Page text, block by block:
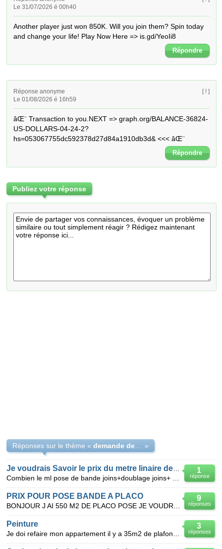
Le 31/07/2026 é 00h40
Another player just won 850K. Will you join them? Spin today
and change your life! Play Now Here => is.gd/YeoIi8
Répondre
Réponse anonyme
Le 01/08/2026 é 16h59
[ ! ]
âŒ¨ Transaction to you.NEXT => graph.org/BALANCE-36824-
US-DOLLARS-04-24-2?
hs=053067755dc592378d27d84a1910db3d& <<< âŒ¨
Répondre
Publiez votre réponse
Réponses sur le thème « »
1
réponse
9
réponses
PRIX POUR POSE BANDE A PLACO
3
réponses
Peinture